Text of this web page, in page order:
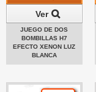
Ver
JUEGO DE DOS
BOMBILLAS H7
EFECTO XENON LUZ
BLANCA